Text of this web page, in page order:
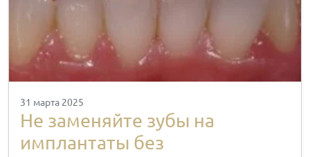
31 марта 2025
Не заменяйте зубы на
имплантаты без